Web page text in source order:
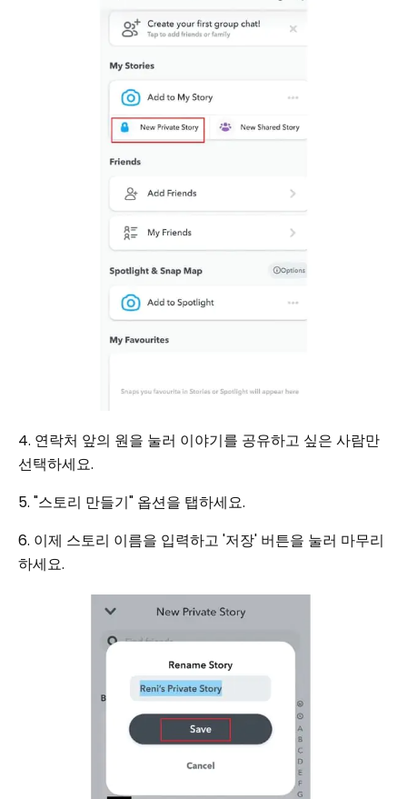
4. 연락처 앞의 원을 눌러 이야기를 공유하고 싶은 사람만
선택하세요.
5. "스토리 만들기" 옵션을 탭하세요.
6. 이제 스토리 이름을 입력하고 '저장' 버튼을 눌러 마무리
하세요.